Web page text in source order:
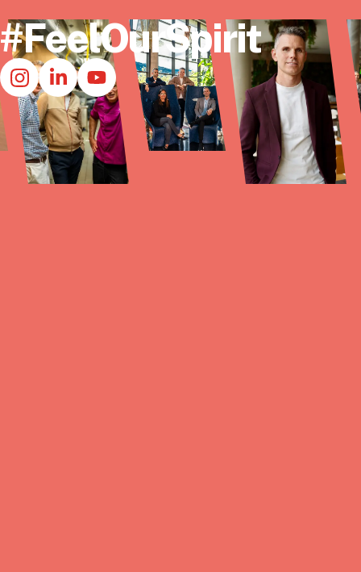
#FeelOurSpirit